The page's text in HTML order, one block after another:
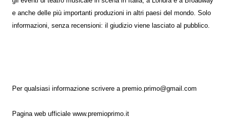
e anche delle più importanti produzioni in altri paesi del mondo. Solo
informazioni, senza recensioni: il giudizio viene lasciato al pubblico.
Per qualsiasi informazione scrivere a premio.primo@gmail.com
Pagina web ufficiale www.premioprimo.it